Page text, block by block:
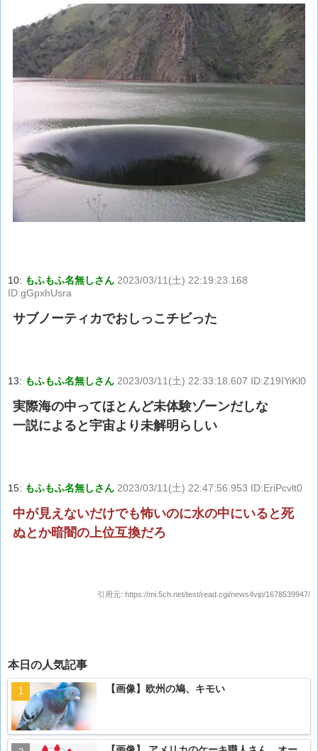
10: もふもふ名無しさん 2023/03/11(土) 22:19:23.168
ID:gGpxhUsra
サブノーティカでおしっこチビった
13: もふもふ名無しさん 2023/03/11(土) 22:33:18.607 ID:Z19IYiKl0
実際海の中ってほとんど未体験ゾーンだしな
一説によると宇宙より未解明らしい
15: もふもふ名無しさん 2023/03/11(土) 22:47:56.953 ID:EriPcvlt0
中が見えないだけでも怖いのに水の中にいると死
ぬとか暗闇の上位互換だろ
引用元: https://mi.5ch.net/test/read.cgi/news4vip/1678539947/
本日の人気記事
【画像】欧州の鳩、キモい